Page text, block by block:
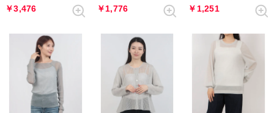
￥3,476 ￥1,776 ￥1,251